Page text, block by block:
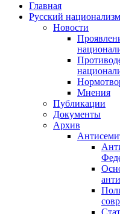
Главная
Русский
Новости
Мнения
Публикации
Документы
Архив